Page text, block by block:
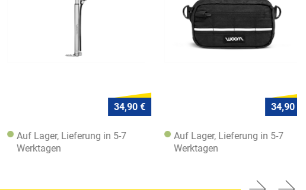
34,90 €
Auf Lager, Lieferung in 5-7
Werktagen
34,90 €
Auf Lager, Lieferung in 5-7
Werktagen